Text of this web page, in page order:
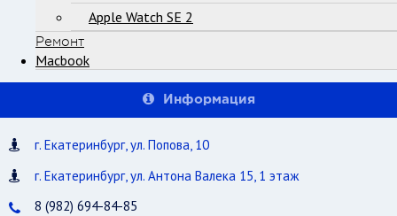
Apple Watch SE 2
Ремонт
Macbook
Информация
г. Екатеринбург, ул. Попова, 10
г. Екатеринбург, ул. Антона Валека 15, 1 этаж
8 (982) 694-84-85